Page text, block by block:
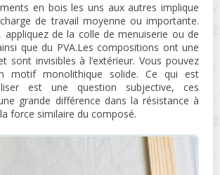
en bois les uns aux autres implique
de travail moyenne ou importante.
appliquez de la colle de menuiserie ou de
que du PVA.Les compositions ont une
sont invisibles à l’extérieur. Vous pouvez
motif monolithique solide. Ce qui est
est une question subjective, ces
grande différence dans la résistance à
force similaire du composé.